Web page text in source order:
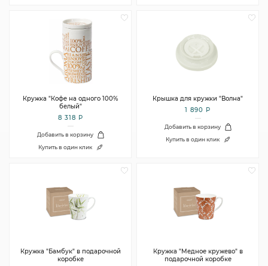
Кружка "Кофе на одного 100%
белый"
8 318 Р
Добавить в корзину
Купить в один клик
Крышка для кружки "Волна"
1 890 Р
Добавить в корзину
Купить в один клик
Кружка "Бамбук" в подарочной
коробке
Кружка "Медное кружево" в
подарочной коробке